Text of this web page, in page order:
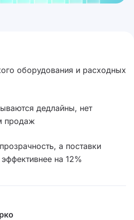
оборудования и расходных
дедлайны, нет
продаж
а поставки
на 12%